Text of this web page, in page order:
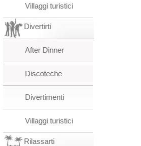
Villaggi turistici
Divertirti
After Dinner
Discoteche
Divertimenti
Villaggi turistici
Rilassarti